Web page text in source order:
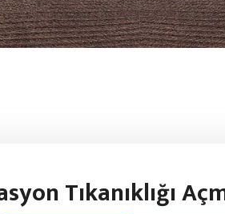
Tıkanıklığı